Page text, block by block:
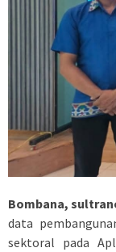
Bombana,
data
sektoral pada